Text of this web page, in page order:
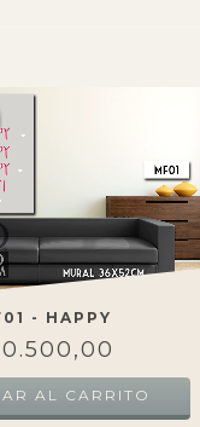
- HAPPY